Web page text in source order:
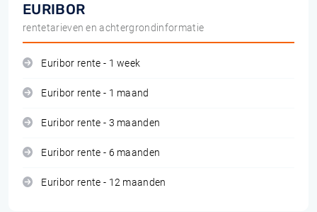
EURIBOR
rentetarieven en achtergrondinformatie
Euribor rente - 1 week
Euribor rente - 1 maand
Euribor rente - 3 maanden
Euribor rente - 6 maanden
Euribor rente - 12 maanden